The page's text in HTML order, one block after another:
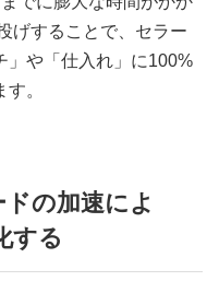
げすることで、セラー
」や「仕入れ」に100%
。
の加速によ
する